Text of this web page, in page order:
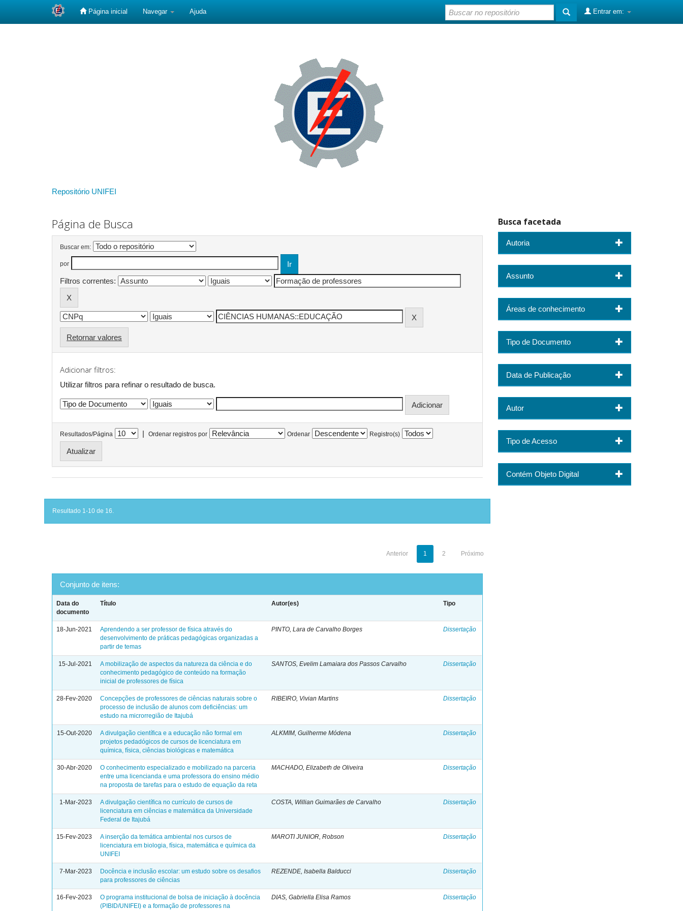
Página inicial Navegar Ajuda Entrar em:
Repositório UNIFEI
Página de Busca
Buscar em:
por
Filtros correntes:
Retornar valores
Adicionar filtros:
Utilizar filtros para refinar o resultado de busca.
Resultados/Página | Ordenar registros por Ordenar Registro(s)
Resultado 1-10 de 16.
Anterior 1 2 Próximo
Conjunto de itens:
Data do
documento
Título Autor(es) Tipo
18-Jun-2021
Aprendendo a ser professor de física através do
desenvolvimento de práticas pedagógicas organizadas a
partir de temas
PINTO, Lara de Carvalho Borges Dissertação
15-Jul-2021
A mobilização de aspectos da natureza da ciência e do
conhecimento pedagógico de conteúdo na formação
inicial de professores de física
SANTOS, Evelim Lamaiara dos Passos Carvalho Dissertação
28-Fev-2020
Concepções de professores de ciências naturais sobre o
processo de inclusão de alunos com deficiências: um
estudo na microrregião de Itajubá
RIBEIRO, Vivian Martins Dissertação
15-Out-2020
A divulgação científica e a educação não formal em
projetos pedadógicos de cursos de licenciatura em
química, física, ciências biológicas e matemática
ALKMIM, Guilherme Módena Dissertação
30-Abr-2020
O conhecimento especializado e mobilizado na parceria
entre uma licencianda e uma professora do ensino médio
na proposta de tarefas para o estudo de equação da reta
MACHADO, Elizabeth de Oliveira Dissertação
1-Mar-2023
A divulgação científica no currículo de cursos de
licenciatura em ciências e matemática da Universidade
Federal de Itajubá
COSTA, Willian Guimarães de Carvalho Dissertação
15-Fev-2023
A inserção da temática ambiental nos cursos de
licenciatura em biologia, física, matemática e química da
UNIFEI
MAROTI JUNIOR, Robson Dissertação
7-Mar-2023
Docência e inclusão escolar: um estudo sobre os desafios
para professores de ciências
REZENDE, Isabella Balducci Dissertação
16-Fev-2023
O programa institucional de bolsa de iniciação à docência
(PIBID/UNIFEI) e a formação de professores na
DIAS, Gabriella Elisa Ramos Dissertação
Busca facetada
Autoria
Assunto
Áreas de conhecimento
Tipo de Documento
Data de Publicação
Autor
Tipo de Acesso
Contém Objeto Digital